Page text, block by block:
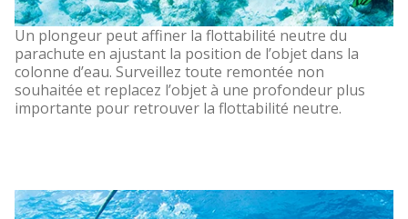
Un plongeur peut affiner la flottabilité neutre du
parachute en ajustant la position de l’objet dans la
colonne d’eau. Surveillez toute remontée non
souhaitée et replacez l’objet à une profondeur plus
importante pour retrouver la flottabilité neutre.